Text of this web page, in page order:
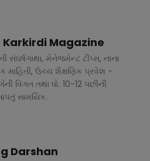
Magazine
સંઘર્ષગાથા, મેનેજમેન્ટ ટીપ્સ, નાના
માહિતી, ઉચ્ચ શૈક્ષણિક પ્રવેશ -
વિગત તથા ધો. 10-12 પછીની
આપતું સામયિક.
Darshan